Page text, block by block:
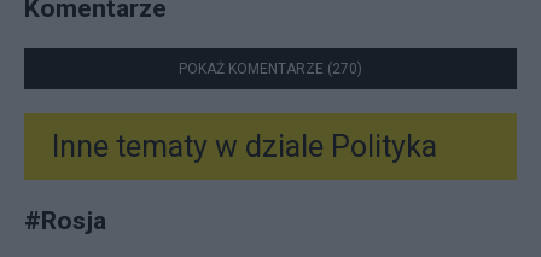
Komentarze
POKAŻ KOMENTARZE (270)
Inne tematy w dziale Polityka
#Rosja